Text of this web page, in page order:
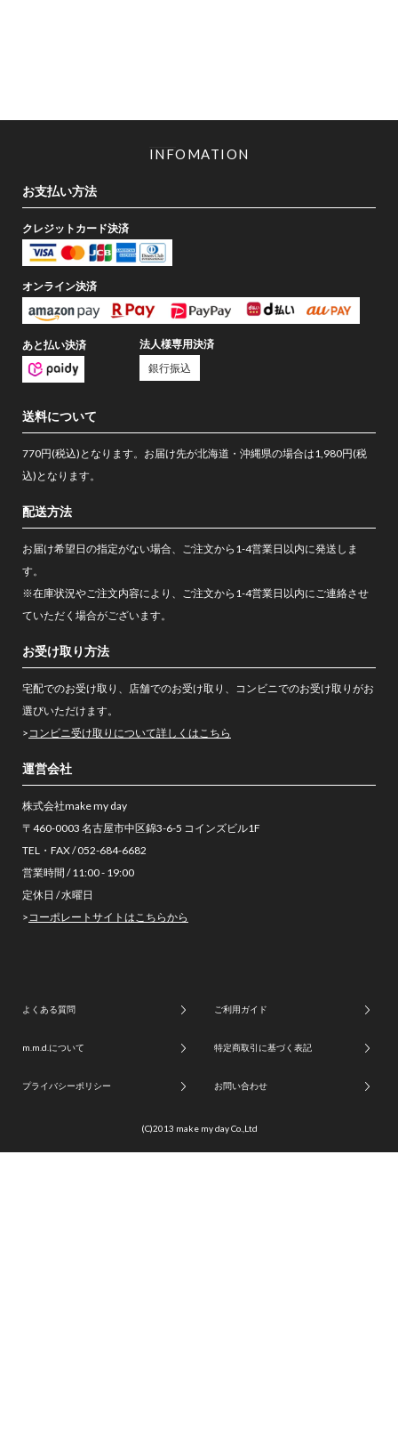
INFOMATION
お支払い方法
クレジットカード決済
オンライン決済
あと払い決済
法人様専用決済
銀行振込
送料について
770円(税込)となります。お届け先が北海道・沖縄県の場合は1,980円(税
込)となります。
配送方法
お届け希望日の指定がない場合、ご注文から1-4営業日以内に発送しま
す。
※在庫状況やご注文内容により、ご注文から1-4営業日以内にご連絡させ
ていただく場合がございます。
お受け取り方法
宅配でのお受け取り、店舗でのお受け取り、コンビニでのお受け取りがお
選びいただけます。
>コンビニ受け取りについて詳しくはこちら
運営会社
株式会社make my day
〒460-0003 名古屋市中区錦3-6-5 コインズビル1F
TEL・FAX / 052-684-6682
営業時間 / 11:00 - 19:00
定休日 / 水曜日
>コーポレートサイトはこちらから
よくある質問 ご利用ガイド
m.m.d.について 特定商取引に基づく表記
プライバシーポリシー お問い合わせ
(C)2013 make my day Co.,Ltd